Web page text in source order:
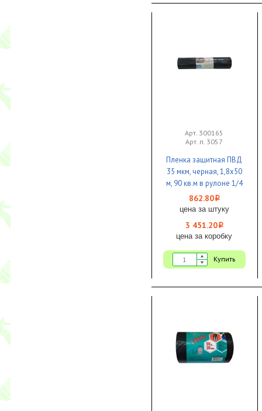
Арт. 300165
Арт. п. 3057
Пленка защитная ПВД
35 мкм, черная, 1,8х50
м, 90 кв.м в рулоне 1/4
КБ
862.80i
цена за штуку
3 451.20i
цена за коробку
Купить